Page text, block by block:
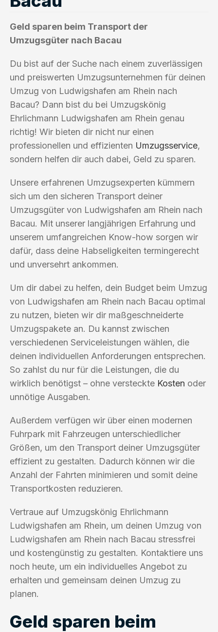
Geld sparen beim Transport der
Umzugsgüter nach Bacau
Du bist auf der Suche nach einem zuverlässigen
und preiswerten Umzugsunternehmen für deinen
Umzug von Ludwigshafen am Rhein nach
Bacau? Dann bist du bei Umzugskönig
Ehrlichmann Ludwigshafen am Rhein genau
richtig! Wir bieten dir nicht nur einen
professionellen und effizienten Umzugsservice,
sondern helfen dir auch dabei, Geld zu sparen.
Unsere erfahrenen Umzugsexperten kümmern
sich um den sicheren Transport deiner
Umzugsgüter von Ludwigshafen am Rhein nach
Bacau. Mit unserer langjährigen Erfahrung und
unserem umfangreichen Know-how sorgen wir
dafür, dass deine Habseligkeiten termingerecht
und unversehrt ankommen.
Um dir dabei zu helfen, dein Budget beim Umzug
von Ludwigshafen am Rhein nach Bacau optimal
zu nutzen, bieten wir dir maßgeschneiderte
Umzugspakete an. Du kannst zwischen
verschiedenen Serviceleistungen wählen, die
deinen individuellen Anforderungen entsprechen.
So zahlst du nur für die Leistungen, die du
wirklich benötigst – ohne versteckte Kosten oder
unnötige Ausgaben.
Außerdem verfügen wir über einen modernen
Fuhrpark mit Fahrzeugen unterschiedlicher
Größen, um den Transport deiner Umzugsgüter
effizient zu gestalten. Dadurch können wir die
Anzahl der Fahrten minimieren und somit deine
Transportkosten reduzieren.
Vertraue auf Umzugskönig Ehrlichmann
Ludwigshafen am Rhein, um deinen Umzug von
Ludwigshafen am Rhein nach Bacau stressfrei
und kostengünstig zu gestalten. Kontaktiere uns
noch heute, um ein individuelles Angebot zu
erhalten und gemeinsam deinen Umzug zu
planen.
Geld sparen beim